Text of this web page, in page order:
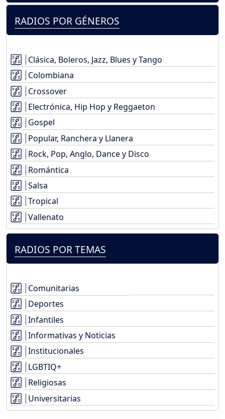
RADIOS POR GÉNEROS
Clásica, Boleros, Jazz, Blues y Tango
Colombiana
Crossover
Electrónica, Hip Hop y Reggaeton
Gospel
Popular, Ranchera y Llanera
Rock, Pop, Anglo, Dance y Disco
Romántica
Salsa
Tropical
Vallenato
RADIOS POR TEMAS
Comunitarias
Deportes
Infantiles
Informativas y Noticias
Institucionales
LGBTIQ+
Religiosas
Universitarias